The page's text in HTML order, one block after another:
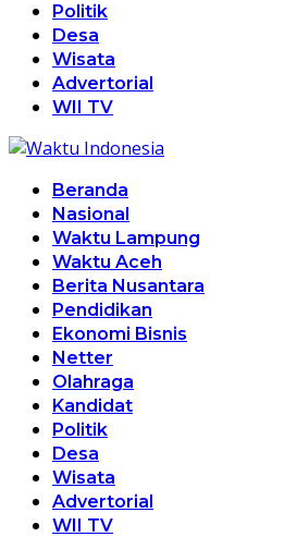
Politik
Desa
Wisata
Advertorial
WII TV
Beranda
Nasional
Waktu Lampung
Waktu Aceh
Berita Nusantara
Pendidikan
Ekonomi Bisnis
Netter
Olahraga
Kandidat
Politik
Desa
Wisata
Advertorial
WII TV